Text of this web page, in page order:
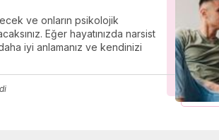
ve onların psikolojik
Eğer hayatınızda narsist
iyi anlamanız ve kendinizi